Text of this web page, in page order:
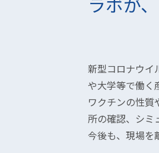
新型コロナウイ
や大学等で働く
ワクチンの性
所の確認、シミ
今後も、現場を